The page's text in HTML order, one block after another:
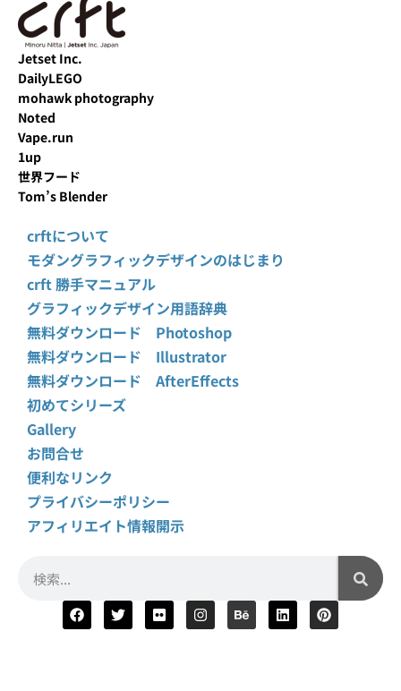
Jetset Inc.
DailyLEGO
mohawk photography
Noted
Vape.run
1up
世界フード
Tom’s Blender
crftについて
モダングラフィックデザインのはじまり
crft 勝手マニュアル
グラフィックデザイン用語辞典
無料ダウンロード Photoshop
無料ダウンロード Illustrator
無料ダウンロード AfterEffects
初めてシリーズ
Gallery
お問合せ
便利なリンク
プライバシーポリシー
アフィリエイト情報開示